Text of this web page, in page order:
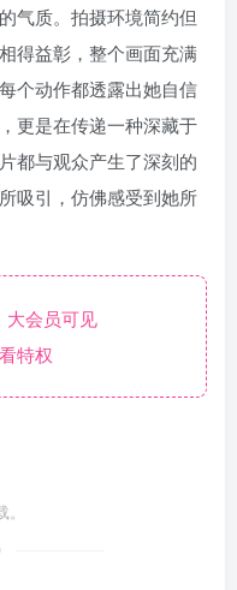
气质。拍摄环境简约但
得益彰，整个画面充满
个动作都透露出她自信
更是在传递一种深藏于
都与观众产生了深刻的
吸引，仿佛感受到她所
大会员可见
特权